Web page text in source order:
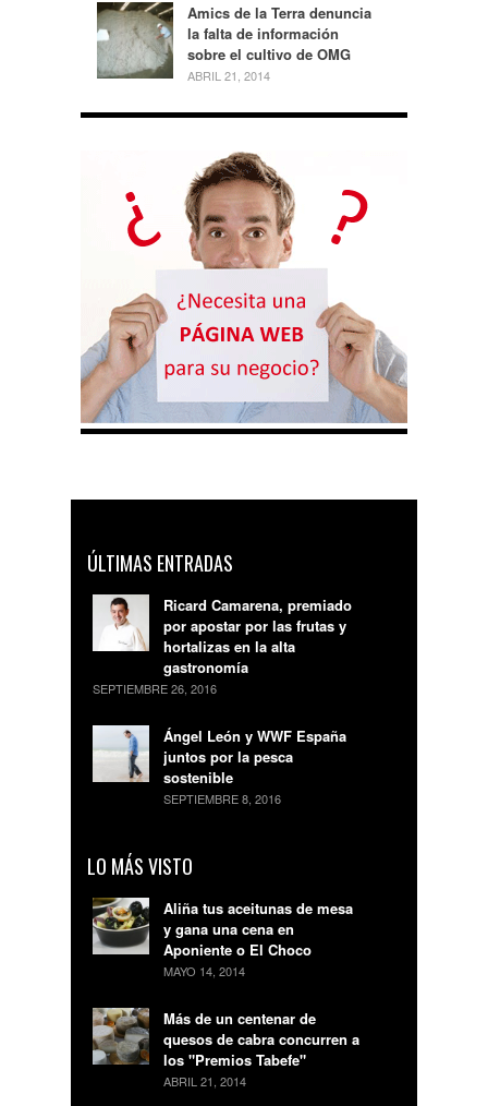
Amics de la Terra denuncia
la falta de información
sobre el cultivo de OMG
ABRIL 21, 2014
ÚLTIMAS ENTRADAS
Ricard Camarena, premiado
por apostar por las frutas y
hortalizas en la alta
gastronomía
SEPTIEMBRE 26, 2016
Ángel León y WWF España
juntos por la pesca
sostenible
SEPTIEMBRE 8, 2016
LO MÁS VISTO
Aliña tus aceitunas de mesa
y gana una cena en
Aponiente o El Choco
MAYO 14, 2014
Más de un centenar de
quesos de cabra concurren a
los "Premios Tabefe"
ABRIL 21, 2014